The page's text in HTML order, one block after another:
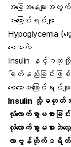
အခြေအနေများအတွ
အကြောင်းရင်းများ
Hypoglycemia (သွ
စေသလဲ
Insulin နှင့်ဂလူးကို့
ဓါတ်နည်းခြင်းဖြ
စေသောအကြောင်းရင်းမျာ
Insulin သို့မဟုတ်အခြ
လုံလောက်စွာမစားခြ
လုံလောက်စွာမစားဘဲ
ကာဗွန်ဟိုက်ဒရိတ်ကိုလုံ